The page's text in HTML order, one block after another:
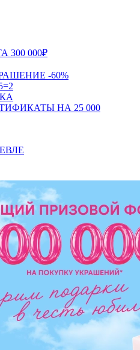
000₽
-60%
НА 25 000